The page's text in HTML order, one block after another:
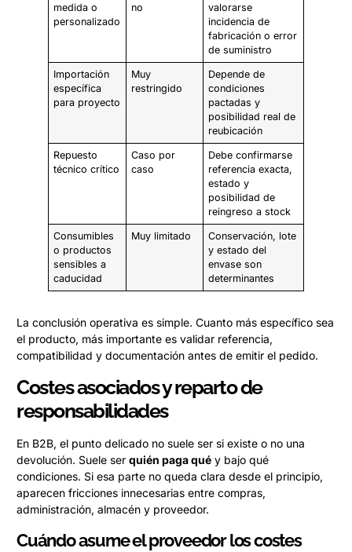
medida o
personalizado
no
valorarse
incidencia de
fabricación o error
de suministro
Importación
específica
para proyecto
Muy
restringido
Depende de
condiciones
pactadas y
posibilidad real de
reubicación
Repuesto
técnico crítico
Caso por
caso
Debe confirmarse
referencia exacta,
estado y
posibilidad de
reingreso a stock
Consumibles
o productos
sensibles a
caducidad
Muy limitado
Conservación, lote
y estado del
envase son
determinantes
La conclusión operativa es simple. Cuanto más específico sea
el producto, más importante es validar referencia,
compatibilidad y documentación antes de emitir el pedido.
Costes asociados y reparto de
responsabilidades
En B2B, el punto delicado no suele ser si existe o no una
devolución. Suele ser quién paga qué y bajo qué
condiciones. Si esa parte no queda clara desde el principio,
aparecen fricciones innecesarias entre compras,
administración, almacén y proveedor.
Cuándo asume el proveedor los costes